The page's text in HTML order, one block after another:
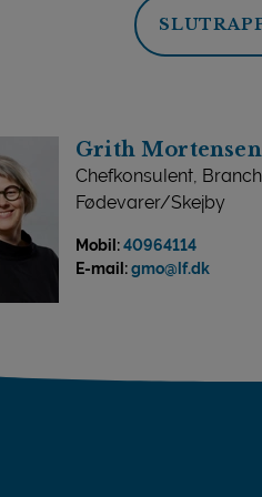
Grith Mortensen
Chefkonsulent,
Fødevarer/Skejby
Mobil:40964114
E-mail:gmo@lf.dk